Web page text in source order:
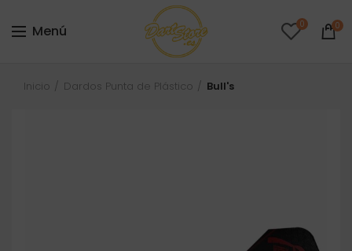
Menú 0 0
Inicio Dardos Punta de Plástico Bull's